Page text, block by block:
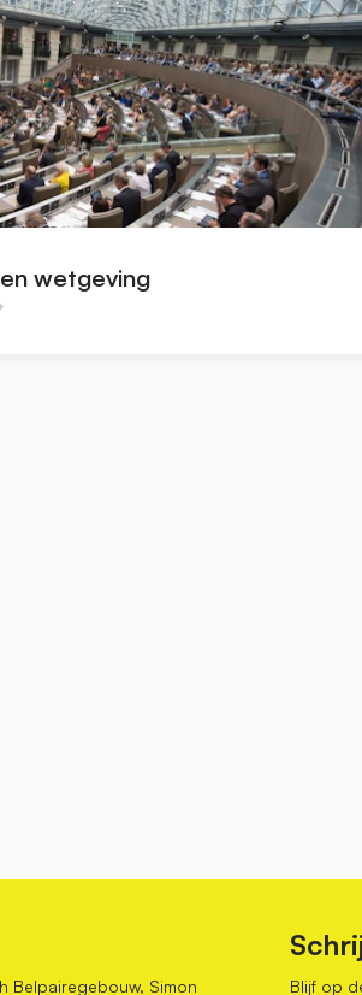
wetgeving
Belpairegebouw, Simon Blijf op